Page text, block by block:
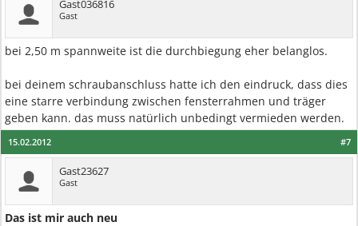
Gast036816
Gast
bei 2,50 m spannweite ist die durchbiegung eher belanglos.
bei deinem schraubanschluss hatte ich den eindruck, dass dies
eine starre verbindung zwischen fensterrahmen und träger
geben kann. das muss natürlich unbedingt vermieden werden.
#7
15.02.2012
Gast23627
Gast
Das ist mir auch neu